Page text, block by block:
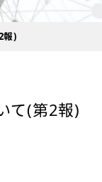
報)
て(第2報)